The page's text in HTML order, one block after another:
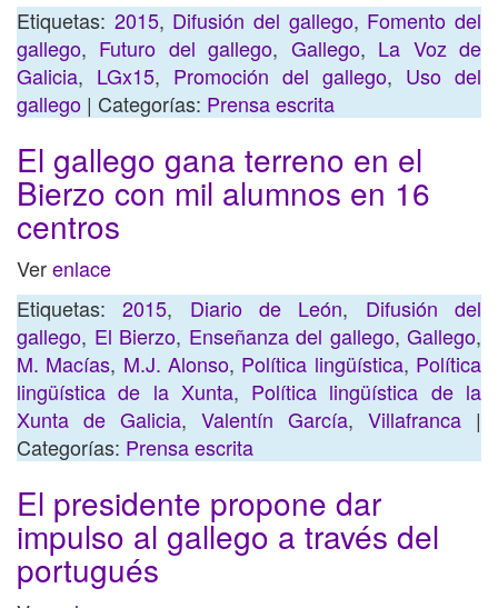
Etiquetas: 2015, Difusión del gallego, Fomento del
gallego, Futuro del gallego, Gallego, La Voz de
Galicia, LGx15, Promoción del gallego, Uso del
gallego | Categorías: Prensa escrita
El gallego gana terreno en el
Bierzo con mil alumnos en 16
centros
Verenlace
Etiquetas:2015, Diario de León, Difusión del
gallego, El Bierzo, Enseñanza del gallego, Gallego,
M. Macías, M.J. Alonso, Política lingüística, Política
lingüística de la Xunta, Política lingüística de la
Xunta de Galicia, Valentín García, Villafranca |
Categorías: Prensa escrita
El presidente propone dar
impulso al gallego a través del
portugués